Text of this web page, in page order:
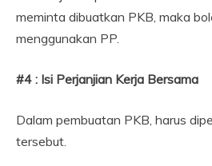
meminta dibuatkan PKB, maka
menggunakan PP.
#4 : Isi Perjanjian Kerja Bersama
Dalam pembuatan PKB, harus
tersebut.